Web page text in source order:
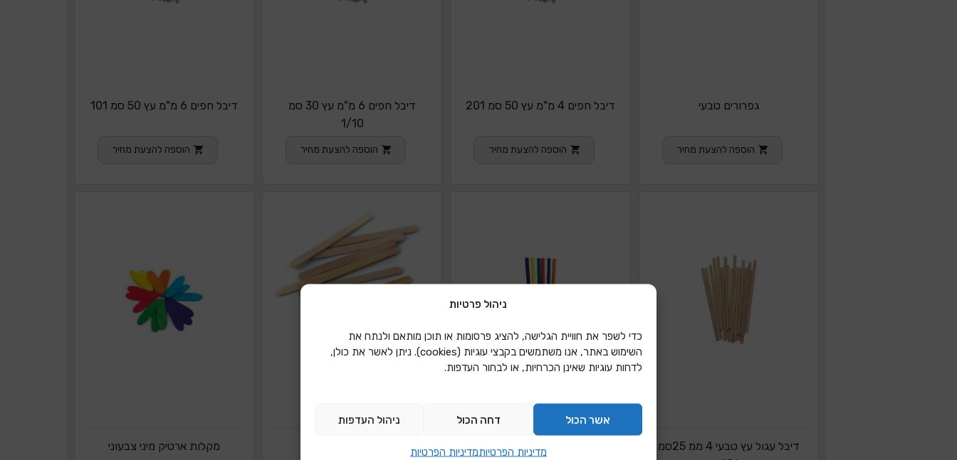
ניהול פרטיות
כדי לשפר את חוויית הגלישה, להציג פרסומות או תוכן מותאם ולנתח את
השימוש באתר, אנו משתמשים בקבצי עוגיות (cookies). ניתן לאשר את כולן,
לדחות עוגיות שאינן הכרחיות, או לבחור העדפות.
אשר הכול דחה הכול ניהול העדפות
מדיניות הפרטיותמדיניות הפרטיות
גפרורים טבעי
הוספה להצעת מחיר
דיבל חפים 4 מ"מ עץ 50 סמ 201
הוספה להצעת מחיר
דיבל חפים 6 מ"מ עץ 30 סמ
1/10
הוספה להצעת מחיר
דיבל חפים 6 מ"מ עץ 50 סמ 101
הוספה להצעת מחיר
דיבל עגול עץ טבעי 4 ממ 25סמ
דיבל עץ עגולים צבעוניים 25 ס"מ
מקלות ארטיק מיני צבעוני